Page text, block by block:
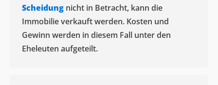
Scheidung nicht in Betracht, kann die
Immobilie verkauft werden. Kosten und
Gewinn werden in diesem Fall unter den
Eheleuten aufgeteilt.​